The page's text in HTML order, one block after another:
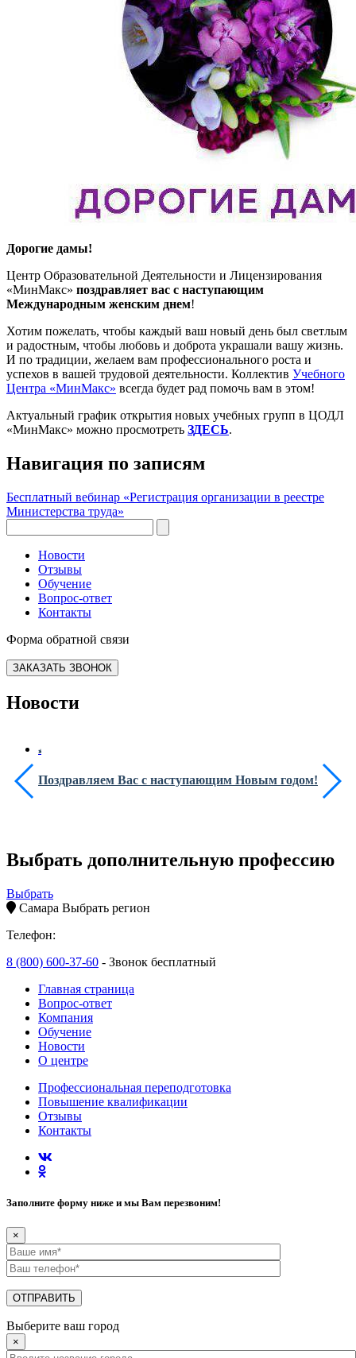
Дорогие дамы!
Центр Образовательной Деятельности и Лицензирования
«МинМакс» поздравляет вас с наступающим
Международным женским днем!
Хотим пожелать, чтобы каждый ваш новый день был светлым
и радостным, чтобы любовь и доброта украшали вашу жизнь.
И по традиции, желаем вам профессионального роста и
успехов в вашей трудовой деятельности. Коллектив Учебного
Центра «МинМакс» всегда будет рад помочь вам в этом!
Актуальный график открытия новых учебных групп в ЦОДЛ
«МинМакс» можно просмотреть ЗДЕСЬ.
Навигация по записям
Бесплатный вебинар «Регистрация организации в реестре
Министерства труда»
Новости
Отзывы
Обучение
Вопрос-ответ
Контакты
Форма обратной связи
ЗАКАЗАТЬ ЗВОНОК
Новости
Поздравляем Вас с наступающим Новым годом!
Выбрать дополнительную профессию
Выбрать
Самара Выбрать регион
Телефон:
8 (800) 600-37-60 - Звонок бесплатный
Главная страница
Вопрос-ответ
Компания
Обучение
Новости
О центре
Профессиональная переподготовка
Повышение квалификации
Отзывы
Контакты
Заполните форму ниже и мы Вам перезвоним!
×
Выберите ваш город
×